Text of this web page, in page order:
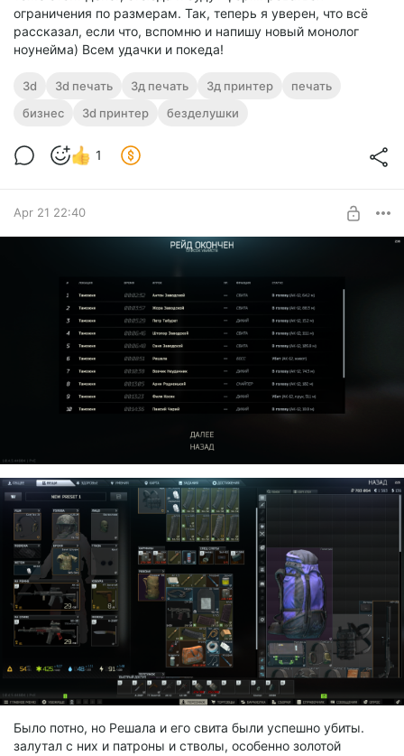
ограничения по размерам. Так, теперь я уверен, что всё
рассказал, если что, вспомню и напишу новый монолог
ноунейма) Всем удачки и покеда!
3d 3d печать 3д печать 3д принтер
печать
бизнес
3d принтер безделушки
1
Apr 21 22:40
Было потно, но Решала и его свита были успешно убиты.
залутал с них и патроны и стволы, особенно золотой